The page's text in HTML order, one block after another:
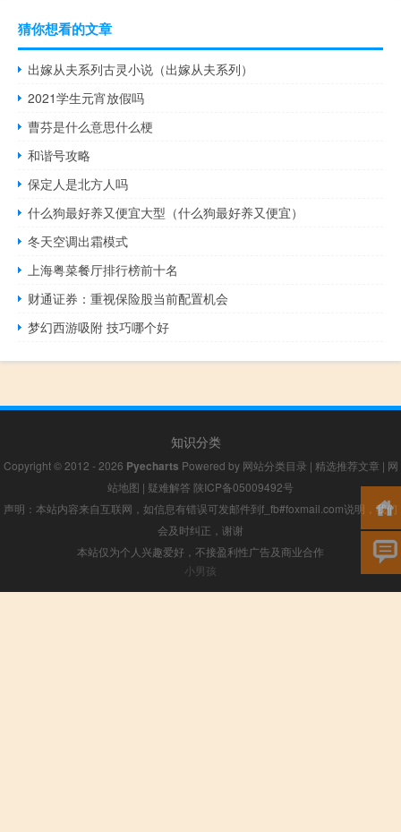
猜你想看的文章
出嫁从夫系列古灵小说（出嫁从夫系列）
2021学生元宵放假吗
曹芬是什么意思什么梗
和谐号攻略
保定人是北方人吗
什么狗最好养又便宜大型（什么狗最好养又便宜）
冬天空调出霜模式
上海粤菜餐厅排行榜前十名
财通证券：重视保险股当前配置机会
梦幻西游吸附 技巧哪个好
知识分类
Copyright © 2012 - 2026 Pyecharts Powered by 网站分类目录 | 精选推荐文章 | 网
站地图 | 疑难解答 陕ICP备05009492号
声明：本站内容来自互联网，如信息有错误可发邮件到f_fb#foxmail.com说明，我们
会及时纠正，谢谢
本站仅为个人兴趣爱好，不接盈利性广告及商业合作
小男孩